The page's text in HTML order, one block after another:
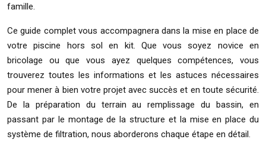
famille.
Ce guide complet vous accompagnera dans la mise en place de
votre piscine hors sol en kit. Que vous soyez novice en
bricolage ou que vous ayez quelques compétences, vous
trouverez toutes les informations et les astuces nécessaires
pour mener à bien votre projet avec succès et en toute sécurité.
De la préparation du terrain au remplissage du bassin, en
passant par le montage de la structure et la mise en place du
système de filtration, nous aborderons chaque étape en détail.